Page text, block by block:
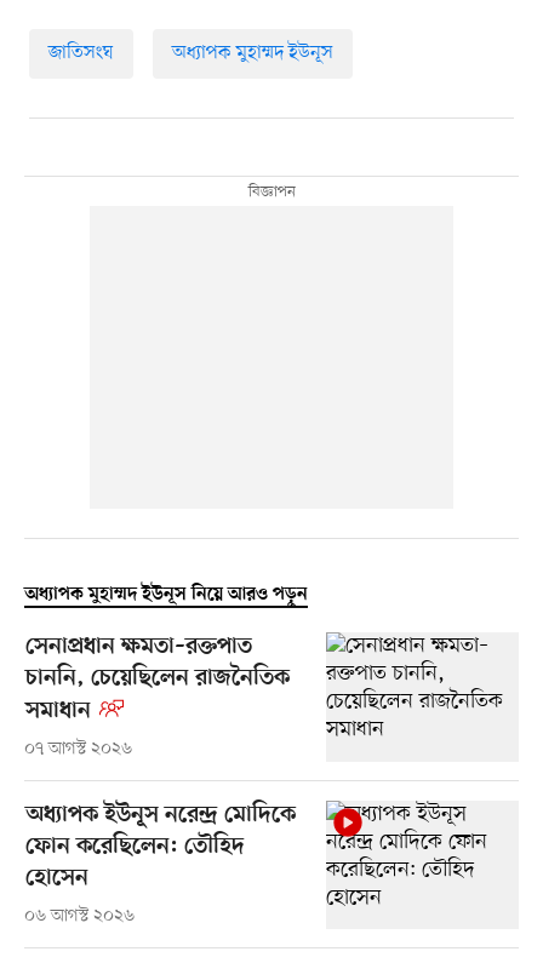
জাতিসংঘ অধ্যাপক মুহাম্মদ ইউনূস
অধ্যাপক মুহাম্মদ ইউনূস নিয়ে আরও পড়ুন
সেনাপ্রধান ক্ষমতা–রক্তপাত
চাননি, চেয়েছিলেন রাজনৈতিক
সমাধান
০৭ আগস্ট ২০২৬
অধ্যাপক ইউনূস নরেন্দ্র মোদিকে
ফোন করেছিলেন: তৌহিদ
হোসেন
০৬ আগস্ট ২০২৬